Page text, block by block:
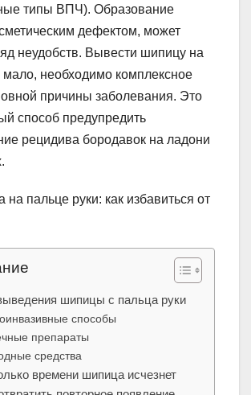
типы ВПЧ). Образование
дефектом, может
неудобств. Вывести шипицу на
мало, необходимо комплексное
причины заболевания. Это
способ предупредить
рецидива бородавок на ладони
шипицы с пальца руки
способы
препараты
средства
времени шипица исчезнет